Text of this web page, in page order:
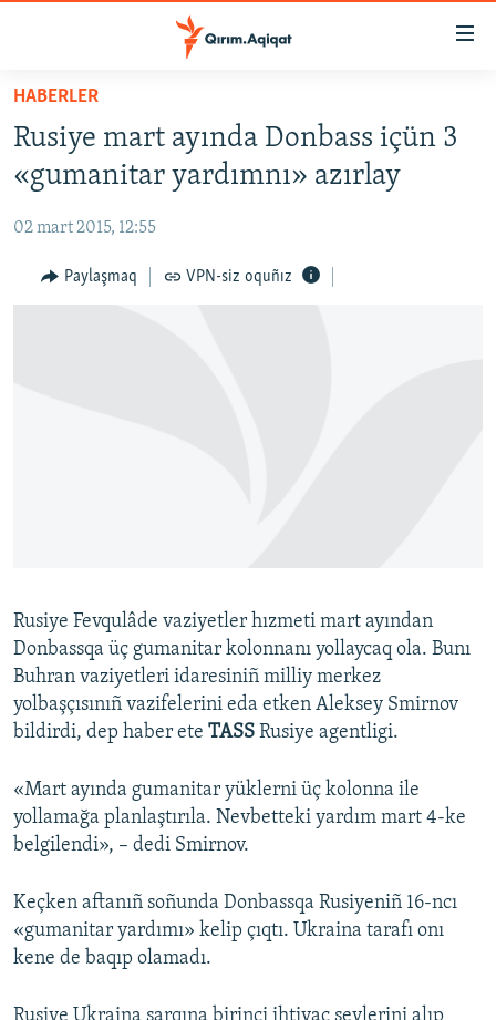
Esas
qaytmaq
Baş
navigatsiyağa
qaytmaq
qaytmaq
SİYASET
İQTİSADİYAT
CEMİYET
MEDENİYET
QOŞULIÑIZ!
RFE/RS bütün saytları
HABERLER
Rusiye mart ayında Donbass içün 3
«gumanitar yardımnı» azırlay
02 mart 2015, 12:55
Paylaşmaq VPN-siz oquñız
Rusiye Fevqulâde vaziyetler hızmeti mart ayından
Donbassqa üç gumanitar kolonnanı yollaycaq ola. Bunı
Buhran vaziyetleri idaresiniñ milliy merkez
yolbaşçısınıñ vazifelerini eda etken Aleksey Smirnov
bildirdi, dep haber ete TASS Rusiye agentligi.
«Mart ayında gumanitar yüklerni üç kolonna ile
yollamağa planlaştırıla. Nevbetteki yardım mart 4-ke
belgilendi», – dedi Smirnov.
Keçken aftanıñ soñunda Donbassqa Rusiyeniñ 16-ncı
«gumanitar yardımı» kelip çıqtı. Ukraina tarafı onı
kene de baqıp olamadı.